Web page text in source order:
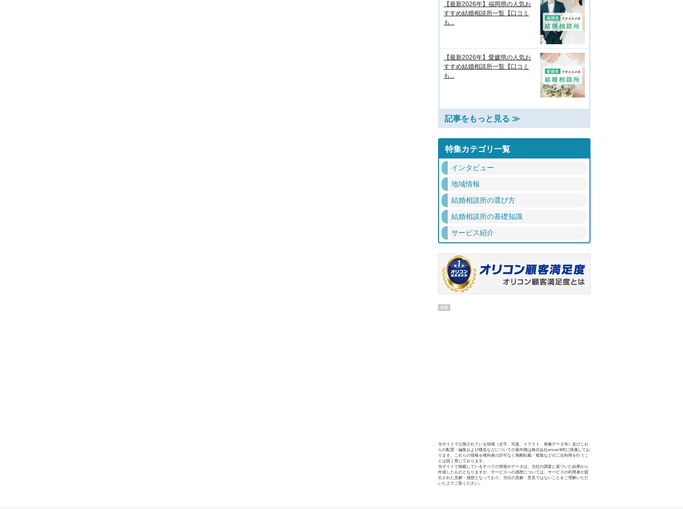
【最新2026年】福岡県の人気お
すすめ結婚相談所一覧【口コミ
も...
【最新2026年】愛媛県の人気お
すすめ結婚相談所一覧【口コミ
も...
記事をもっと見る ≫
特集カテゴリ一覧
インタビュー
地域情報
結婚相談所の選び方
結婚相談所の基礎知識
サービス紹介
PR
当サイトで公開されている情報（文字、写真、イラスト、画像データ等）及びこれ
らの配置・編集および構造などについての著作権は株式会社oricon MEに帰属してお
ります。これらの情報を権利者の許可なく無断転載・複製などの二次利用を行うこ
とは固く禁じております。
当サイトで掲載しているすべての情報やデータは、当社の調査に基づいた結果から
作成したものとなりますが、サービスへの感想については、サービスの利用者が提
出された見解・感想となっており、当社の見解・意見ではないことをご理解いただ
いた上でご覧ください。